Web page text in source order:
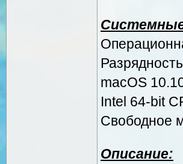
macOS
Intel 64-bit
Свободное
Описание: